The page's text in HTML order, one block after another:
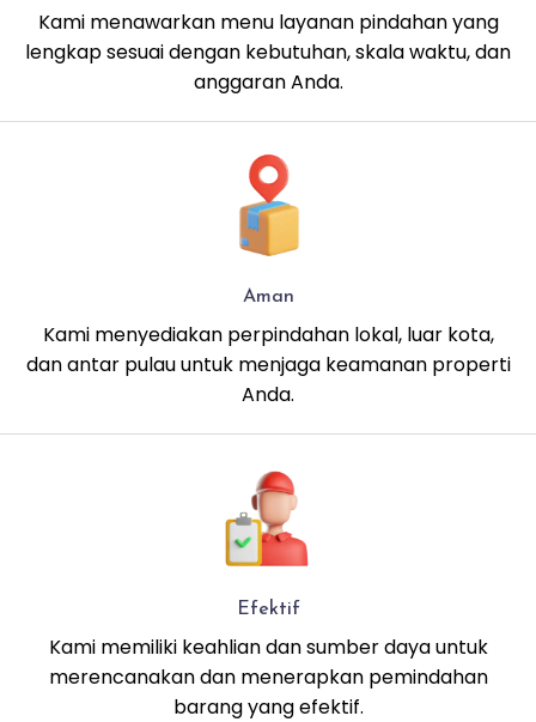
Kami menawarkan menu layanan pindahan yang
lengkap sesuai dengan kebutuhan, skala waktu, dan
anggaran Anda.
Aman
Kami menyediakan perpindahan lokal, luar kota,
dan antar pulau untuk menjaga keamanan properti
Anda.
Efektif
Kami memiliki keahlian dan sumber daya untuk
merencanakan dan menerapkan pemindahan
barang yang efektif.